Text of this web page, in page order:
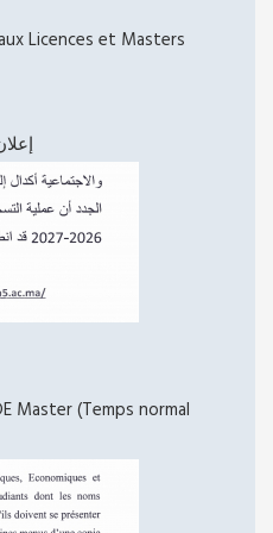
Licences et Masters
Master (Temps normal